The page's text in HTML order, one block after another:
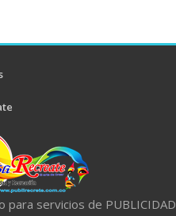
para servicios de PUBLICIDAD